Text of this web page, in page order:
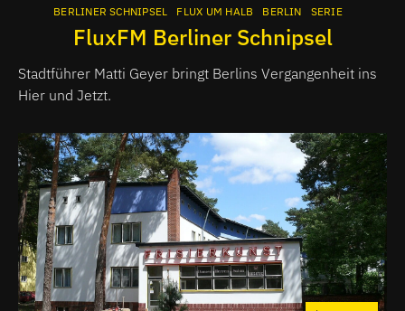
BERLINER SCHNIPSEL FLUX UM HALB BERLIN SERIE
FluxFM Berliner Schnipsel
Stadtführer Matti Geyer bringt Berlins Vergangenheit ins
Hier und Jetzt.